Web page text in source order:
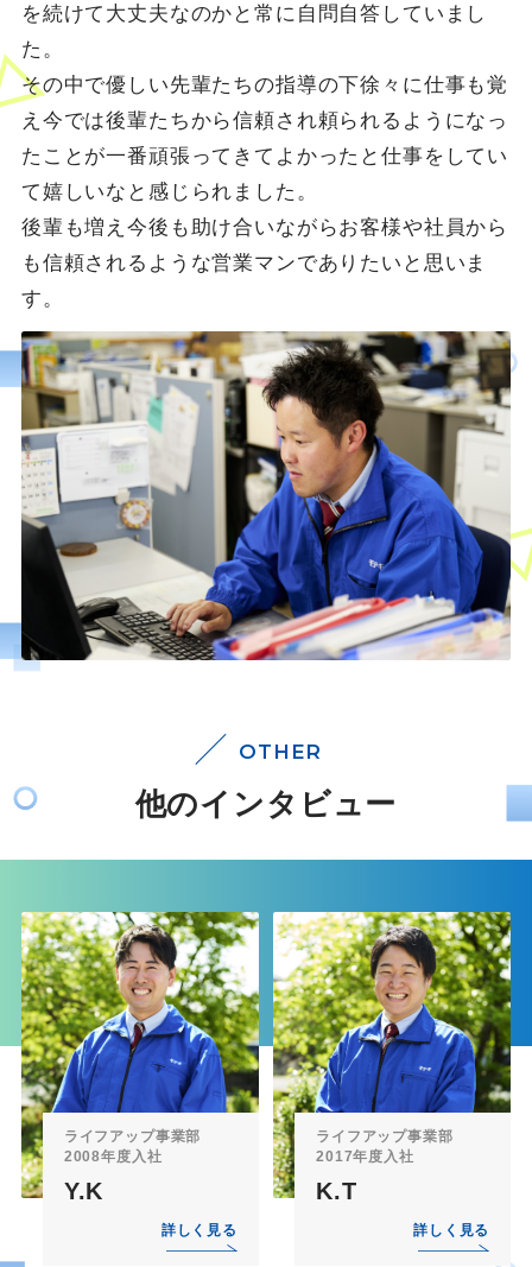
を続けて大丈夫なのかと常に自問自答していまし
た。
その中で優しい先輩たちの指導の下徐々に仕事も覚
え今では後輩たちから信頼され頼られるようになっ
たことが一番頑張ってきてよかったと仕事をしてい
て嬉しいなと感じられました。
後輩も増え今後も助け合いながらお客様や社員から
も信頼されるような営業マンでありたいと思いま
す。
OTHER
他のインタビュー
ライフアップ事業部
2008年度入社
Y.K
詳しく見る
ライフアップ事業部
2017年度入社
K.T
詳しく見る